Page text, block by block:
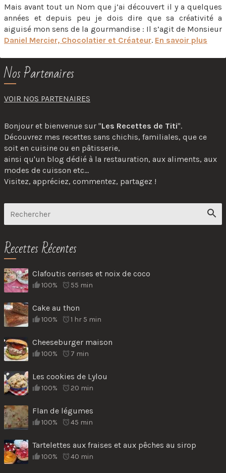
Mais avant tout un Nom que j’ai découvert il y a quelques
années et depuis peu je dois dire que sa créativité a
aiguisé mon sens de la gourmandise : Il s’agit de Monsieur
Daniel Mercier, Chocolatier et Créateur. En savoir plus
Nos Partenaires
VOIR NOS PARTENAIRES
Bonjour et bienvenue sur "Les Recettes de Titi".
Découvrez mes recettes sans chichis, familiales, que ce
soit en cuisine ou en pâtisserie,
ainsi qu'un blog dédié à la restauration, aux aliments, aux
modes de cuisson etc...
Visitez, appréciez, commentez, partagez !
Recettes Récentes
Clafoutis cerises et noix de coco
100% 55 min
Cake au thon
100% 1 hr 5 min
Cheeseburger maison
100% 7 min
Les cookies de Lylou
100% 20 min
Flan de légumes
100% 45 min
Tartelettes aux fraises et aux pêches au sirop
100% 40 min